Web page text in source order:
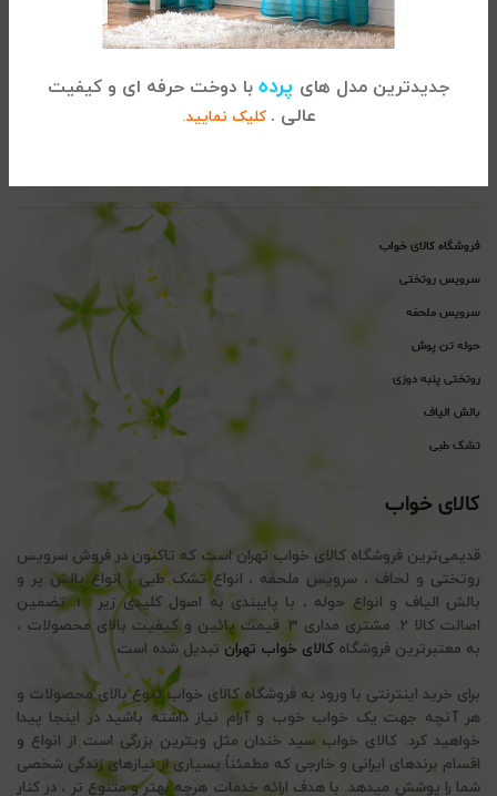
جدیدترین مدل های پرده با دوخت حرفه ای و کیفیت
عالی . کلیک نمایید.
تماس با کالای خواب
خواجه عبداله انصاری ، پلاک 915
02122864681
فروشگاه کالای خواب
سرویس روتختی
سرویس ملحفه
حوله تن پوش
روتختی پنبه دوزی
بالش الیاف
تشک طبی
کالای خواب
قدیمی‌ترین فروشگاه کالای خواب تهران است که تاکنون در فروش سرویس
روتختی و لحاف ، سرویس ملحفه ، انواع تشک طبی ، انواع بالش پر و
بالش الیاف و انواع حوله ، با پایبندی به اصول کلیدی زیر : 1. تضمین
اصالت کالا 2. مشتری مداری 3. قیمت پائین و کیفیت بالای محصولات ،
به معتبرترین فروشگاه کالای خواب تهران تبدیل شده است.
برای خرید اینترنتی با ورود به فروشگاه کالای خواب تنوع بالای محصولات و
هر آنچه جهت یک خواب خوب و آرام نیاز داشته باشید در اینجا پیدا
خواهید کرد. کالای خواب سید خندان مثل ویترین بزرگی است از انواع و
اقسام برندهای ایرانی و خارجی که مطمئناً بسیاری از نیازهای زندگی شخصی
شما را پوشش میدهد. با هدف ارائه خدمات هرچه بهتر و متنوع تر ، در کنار